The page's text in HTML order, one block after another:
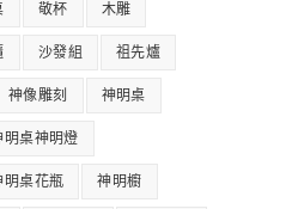
敬杯 木雕
沙發組 祖先爐
神像雕刻 神明桌
明桌神明燈
明桌花瓶 神明櫥